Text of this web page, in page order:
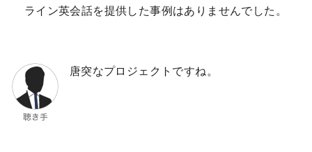
ライン英会話を提供した事例はありませんでした。
唐突なプロジェクトですね。